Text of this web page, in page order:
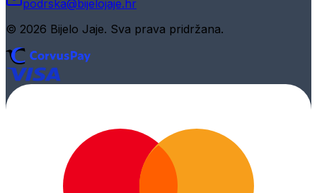
podrska@bijelojaje.hr
© 2026 Bijelo Jaje. Sva prava pridržana.